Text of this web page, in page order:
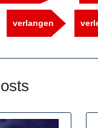
verlangen